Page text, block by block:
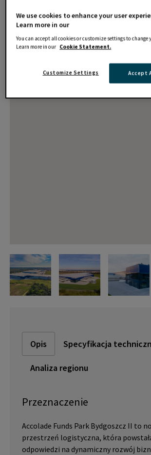
Opis Specyfikacja
Analiza regionu
Przeznaczenie
Accolade Funds Park Bydgoszcz II to
przestrzeń logistyczna, która
odpowiedzi na dynamiczny rozwój
We use cookies to enhance your user
Learn more in our
You can accept all cookies or customize settings to change
Learn more in our Cookie Statement.
Accept
Customize Settings